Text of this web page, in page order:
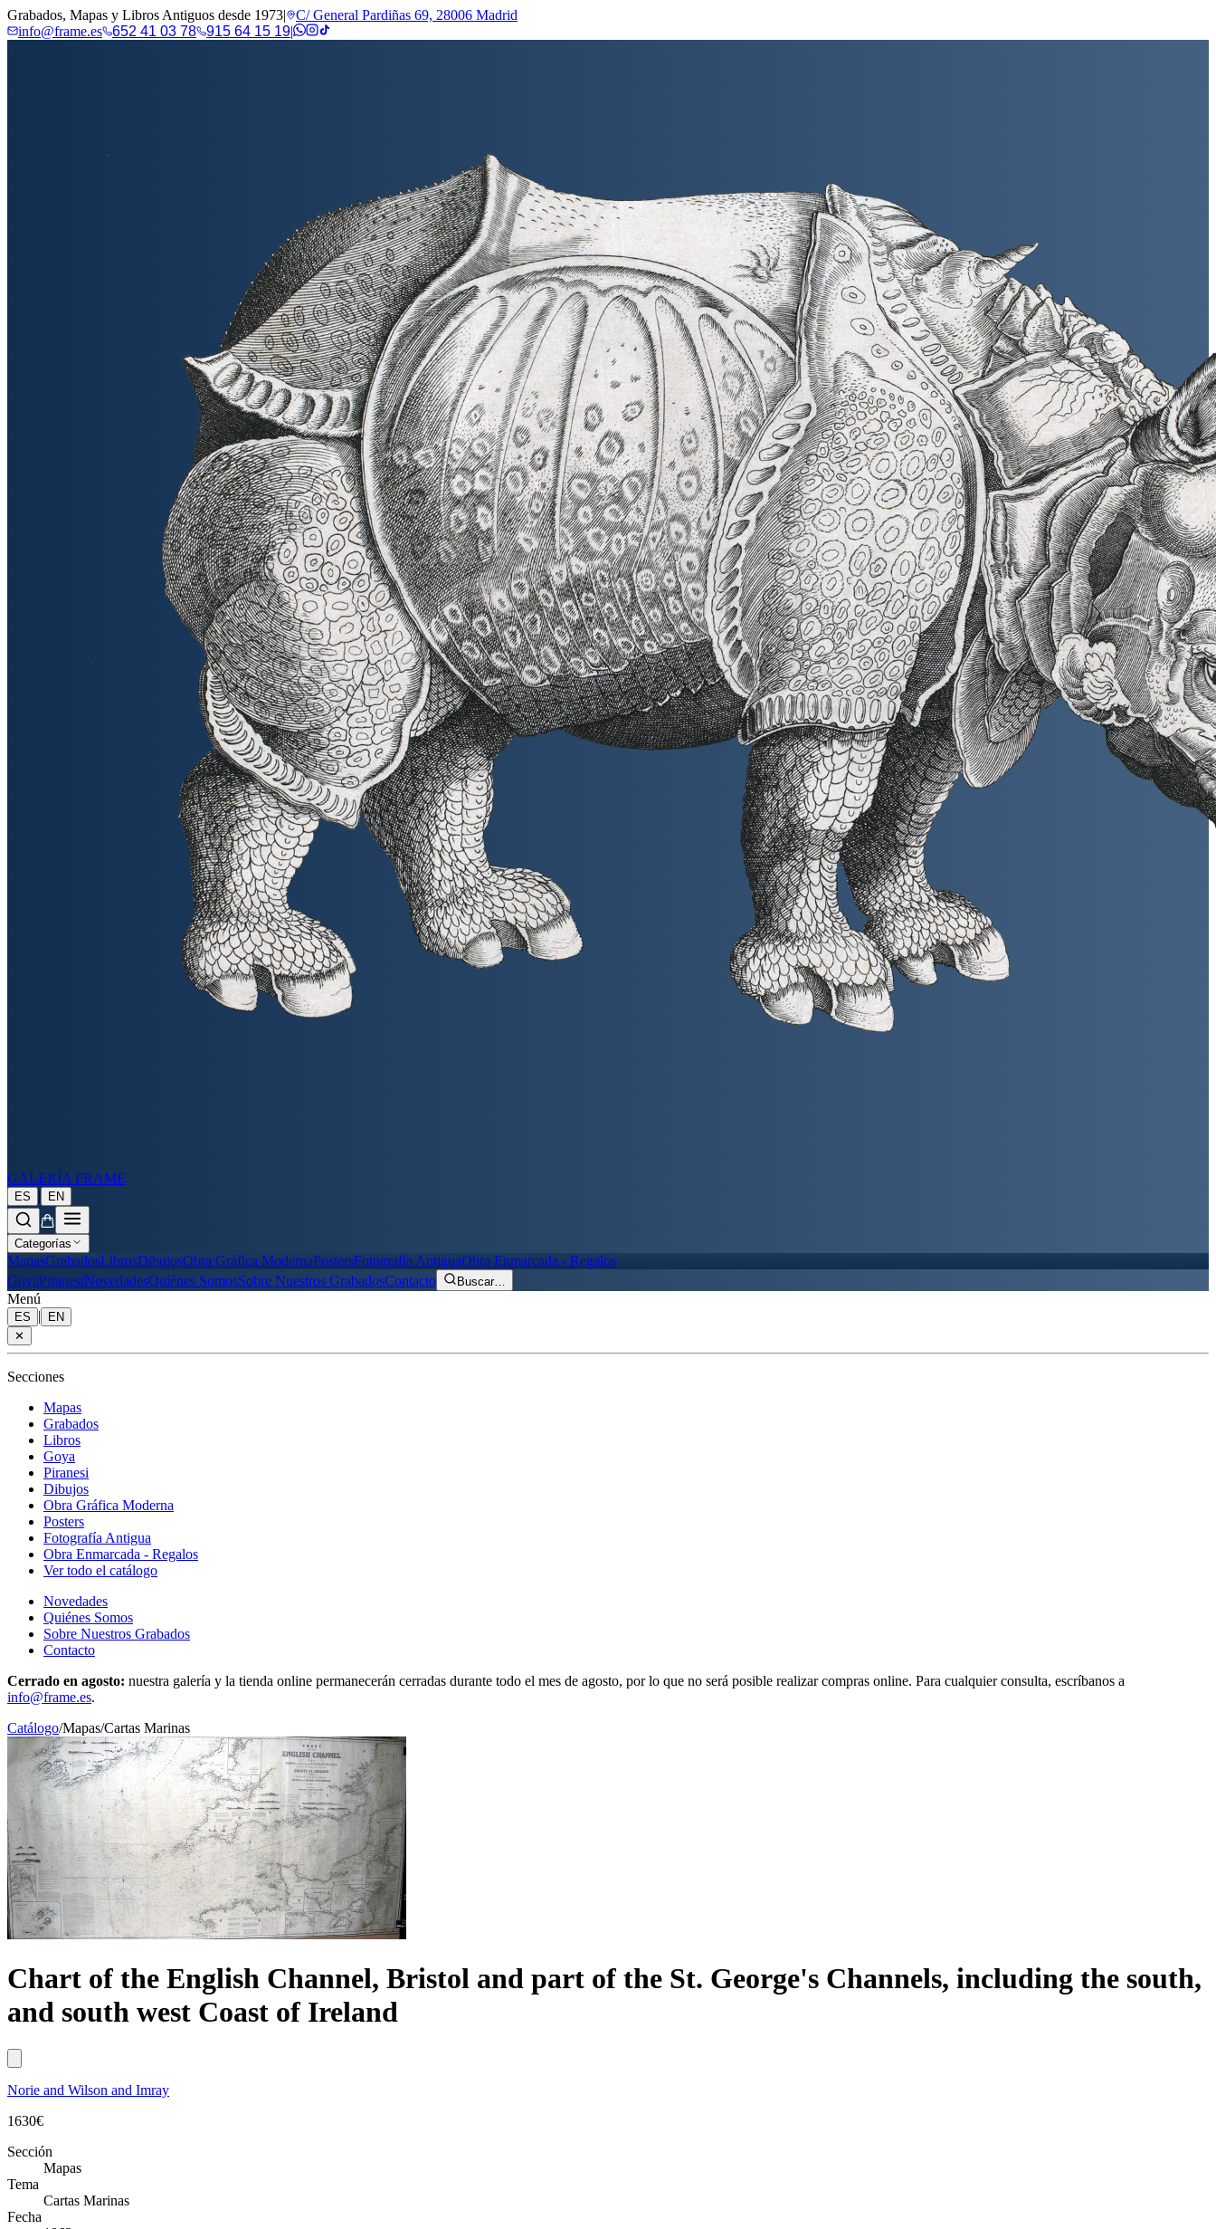
Grabados, Mapas y Libros Antiguos desde 1973|
C/ General Pardiñas 69, 28006 Madrid
info@frame.es
652 41 03 78 915 64 15 19|
GALERÍA FRAME
ES | EN
Categorías
MapasGrabadosLibrosDibujosObra Gráfica ModernaPostersFotografía AntiguaObra Enmarcada - Regalos
GoyaPiranesiNovedadesQuiénes SomosSobre Nuestros GrabadosContacto Buscar…
Menú
ES |
EN
✕
Secciones
Mapas
Grabados
Libros
Goya
Piranesi
Dibujos
Obra Gráfica Moderna
Posters
Fotografía Antigua
Obra Enmarcada - Regalos
Ver todo el catálogo
Novedades
Quiénes Somos
Sobre Nuestros Grabados
Contacto
Cerrado en agosto: nuestra galería y la tienda online permanecerán cerradas durante todo el mes de agosto, por lo que no será posible realizar compras online. Para cualquier consulta, escríbanos a
info@frame.es.
Catálogo/Mapas/Cartas Marinas
Chart of the English Channel, Bristol and part of the St. George's Channels, including the south,
and south west Coast of Ireland
Norie and Wilson and Imray
1630€
Sección
Mapas
Tema
Cartas Marinas
Fecha